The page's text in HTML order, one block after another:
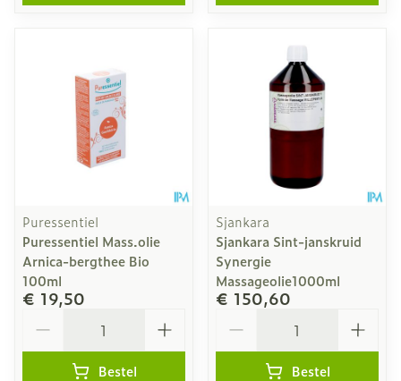
Puressentiel
Puressentiel Mass.olie
Arnica-bergthee Bio
100ml
€ 19,50
Bestel
Sjankara
Sjankara Sint-janskruid
Synergie
Massageolie1000ml
€ 150,60
Bestel